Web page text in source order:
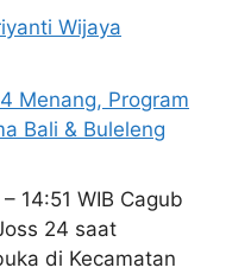
Wijaya
14:51 WIB Cagub
24 saat
di Kecamatan